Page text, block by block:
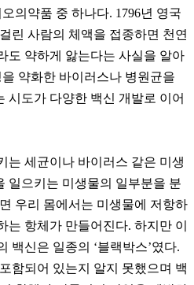
의약품 중 하나다. 1796년 영국
린 사람의 체액을 접종하면 천연
도 약하게 앓는다는 사실을 알아
약화한 바이러스나 병원균을
시도가 다양한 백신 개발로 이어
는 세균이나 바이러스 같은 미생
일으키는 미생물의 일부분을 분
우리 몸에서는 미생물에 저항하
는 항체가 만들어진다. 하지만 이
백신은 일종의 ‘블랙박스’였다.
함되어 있는지 알지 못했으며 백